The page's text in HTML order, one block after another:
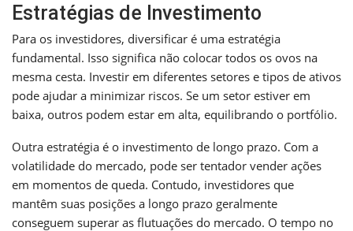
Estratégias de Investimento
Para os investidores, diversificar é uma estratégia
fundamental. Isso significa não colocar todos os ovos na
mesma cesta. Investir em diferentes setores e tipos de ativos
pode ajudar a minimizar riscos. Se um setor estiver em
baixa, outros podem estar em alta, equilibrando o portfólio.
Outra estratégia é o investimento de longo prazo. Com a
volatilidade do mercado, pode ser tentador vender ações
em momentos de queda. Contudo, investidores que
mantêm suas posições a longo prazo geralmente
conseguem superar as flutuações do mercado. O tempo no